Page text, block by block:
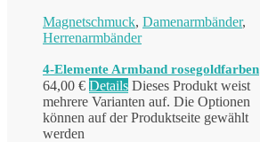
Magnetschmuck, Damenarmbänder,
Herrenarmbänder
4-Elemente Armband rosegoldfarben
64,00 € Details Dieses Produkt weist
mehrere Varianten auf. Die Optionen
können auf der Produktseite gewählt
werden